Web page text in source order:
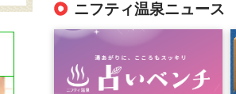
ニフティ温泉ニュース